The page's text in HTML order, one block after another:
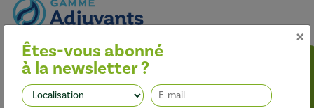
Optimiser l’efficacité des traitements
Nos adjuvants permettent d’améliorer l’efficacité des
herbicides, des fongicides, des insecticides et des régulateurs de
croissance, tout en limitant leur impact sur l’environnement.
×
Êtes-vous abonné
à la newsletter ?